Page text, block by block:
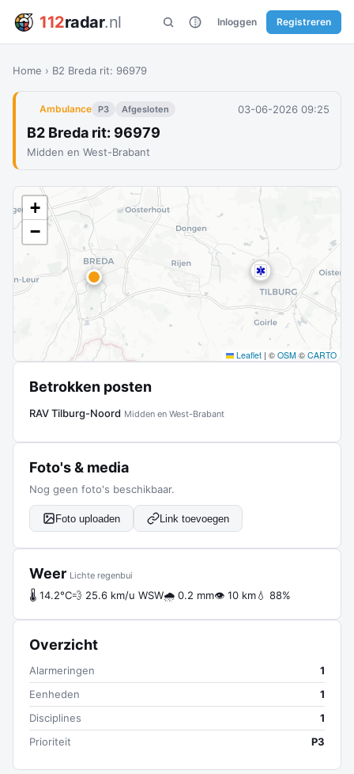
112radar.nl Inloggen Registreren
Home › B2 Breda rit: 96979
Ambulance P3 Afgesloten 03-06-2026 09:25
B2 Breda rit: 96979
Midden en West-Brabant
+
−
Leaflet | © OSM © CARTO
Betrokken posten
RAV Tilburg-Noord Midden en West-Brabant
Foto's & media
Nog geen foto's beschikbaar.
Foto uploaden Link toevoegen
Weer Lichte regenbui
🌡 14.2°C💨 25.6 km/u WSW🌧 0.2 mm👁 10 km💧 88%
Overzicht
Alarmeringen
1
Eenheden
1
Disciplines
1
Prioriteit
P3